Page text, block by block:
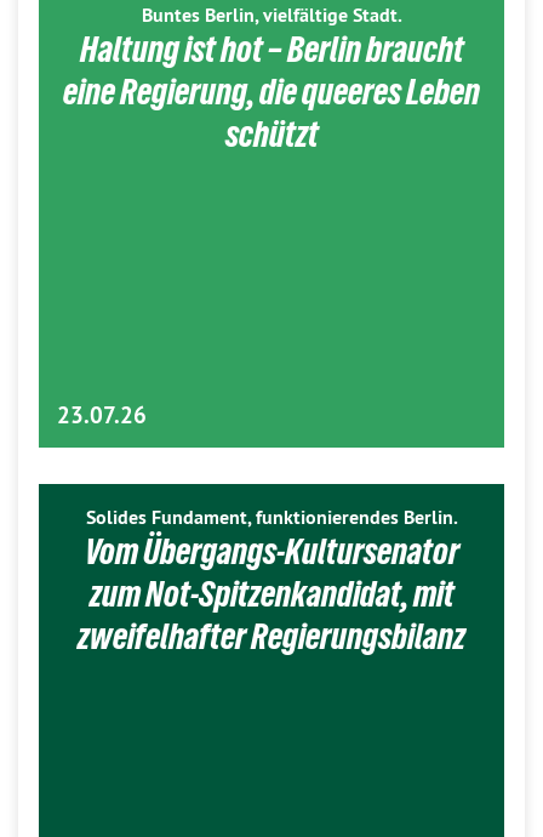
Buntes Berlin, vielfältige Stadt.
Haltung ist hot – Berlin braucht
eine Regierung, die queeres Leben
schützt
23.07.26
Solides Fundament, funktionierendes Berlin.
Vom Übergangs-Kultursenator
zum Not-Spitzenkandidat, mit
zweifelhafter Regierungsbilanz